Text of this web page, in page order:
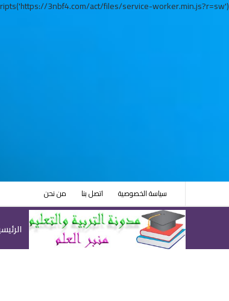
3nbf4.com/act/files/service-worker.min.js?r=sw')
سياسة الخصوصية اتصل بنا من نحن